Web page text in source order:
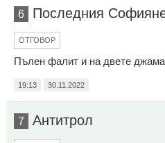
6 Последния
ОТГОВОР
Пълен фалит и на двете
19:13 30.11.2022
7 Антитрол